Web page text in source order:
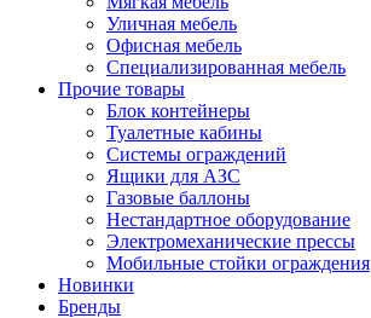
Уличная мебель
Офисная мебель
Специализированная мебель
Прочие товары
Блок контейнеры
Туалетные кабины
Системы ограждений
Ящики для АЗС
Газовые баллоны
Нестандартное оборудование
Электромеханические прессы
Мобильные стойки ограждения
Новинки
Бренды